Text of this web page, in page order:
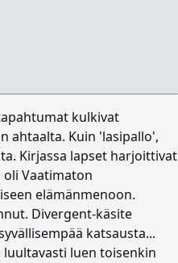
kulkivat
ahtaalta. Kuin 'lasipallo',
Kirjassa lapset harjoittivat
oli Vaatimaton
elämänmenoon.
Divergent-käsite
katsausta...
luultavasti luen toisenkin